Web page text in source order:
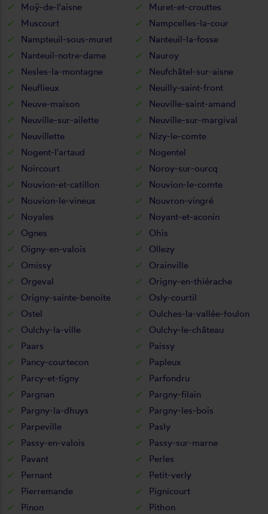
Moÿ-de-l'aisne
Muret-et-crouttes
Muscourt
Nampcelles-la-cour
Nampteuil-sous-muret
Nanteuil-la-fosse
Nanteuil-notre-dame
Nauroy
Nesles-la-montagne
Neufchâtel-sur-aisne
Neuflieux
Neuilly-saint-front
Neuve-maison
Neuville-saint-amand
Neuville-sur-ailette
Neuville-sur-margival
Neuvillette
Nizy-le-comte
Nogent-l'artaud
Nogentel
Noircourt
Noroy-sur-ourcq
Nouvion-et-catillon
Nouvion-le-comte
Nouvion-le-vineux
Nouvron-vingré
Noyales
Noyant-et-aconin
Ognes
Ohis
Oigny-en-valois
Ollezy
Omissy
Orainville
Orgeval
Origny-en-thiérache
Origny-sainte-benoite
Osly-courtil
Ostel
Oulches-la-vallée-foulon
Oulchy-la-ville
Oulchy-le-château
Paars
Paissy
Pancy-courtecon
Papleux
Parcy-et-tigny
Parfondru
Pargnan
Pargny-filain
Pargny-la-dhuys
Pargny-les-bois
Parpeville
Pasly
Passy-en-valois
Passy-sur-marne
Pavant
Perles
Pernant
Petit-verly
Pierremande
Pignicourt
Pinon
Pithon